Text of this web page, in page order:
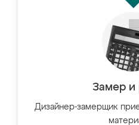
Замер и
Дизайнер-замерщик